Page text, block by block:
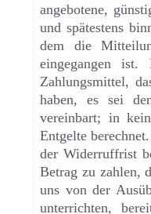
angebotene,
und spätestens
dem die
eingegangen ist.
Zahlungsmittel,
haben, es sei
vereinbart; in
Entgelte
der Widerruffrist
Betrag zu zahlen,
uns von der
unterrichten,